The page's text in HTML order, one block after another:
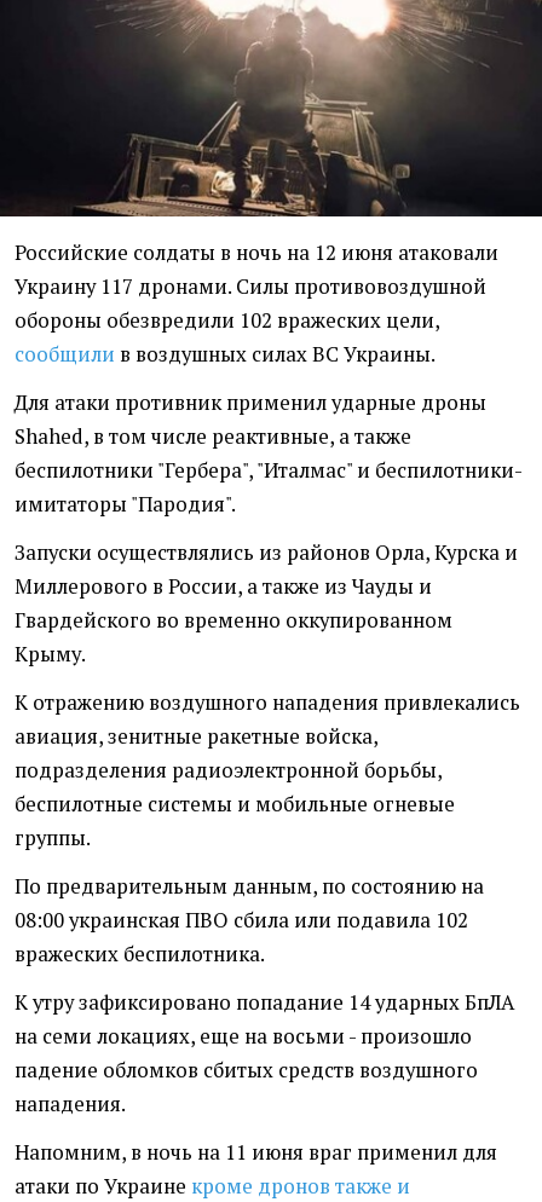
Российские солдаты в ночь на 12 июня атаковали
Украину 117 дронами. Силы противовоздушной
обороны обезвредили 102 вражеских цели,
сообщили в воздушных силах ВС Украины.
Для атаки противник применил ударные дроны
Shahed, в том числе реактивные, а также
беспилотники "Гербера", "Италмас" и беспилотники-
имитаторы "Пародия".
Запуски осуществлялись из районов Орла, Курска и
Миллерового в России, а также из Чауды и
Гвардейского во временно оккупированном
Крыму.
К отражению воздушного нападения привлекались
авиация, зенитные ракетные войска,
подразделения радиоэлектронной борьбы,
беспилотные системы и мобильные огневые
группы.
По предварительным данным, по состоянию на
08:00 украинская ПВО сбила или подавила 102
вражеских беспилотника.
К утру зафиксировано попадание 14 ударных БпЛА
на семи локациях, еще на восьми - произошло
падение обломков сбитых средств воздушного
нападения.
Напомним, в ночь на 11 июня враг применил для
атаки по Украине кроме дронов также и